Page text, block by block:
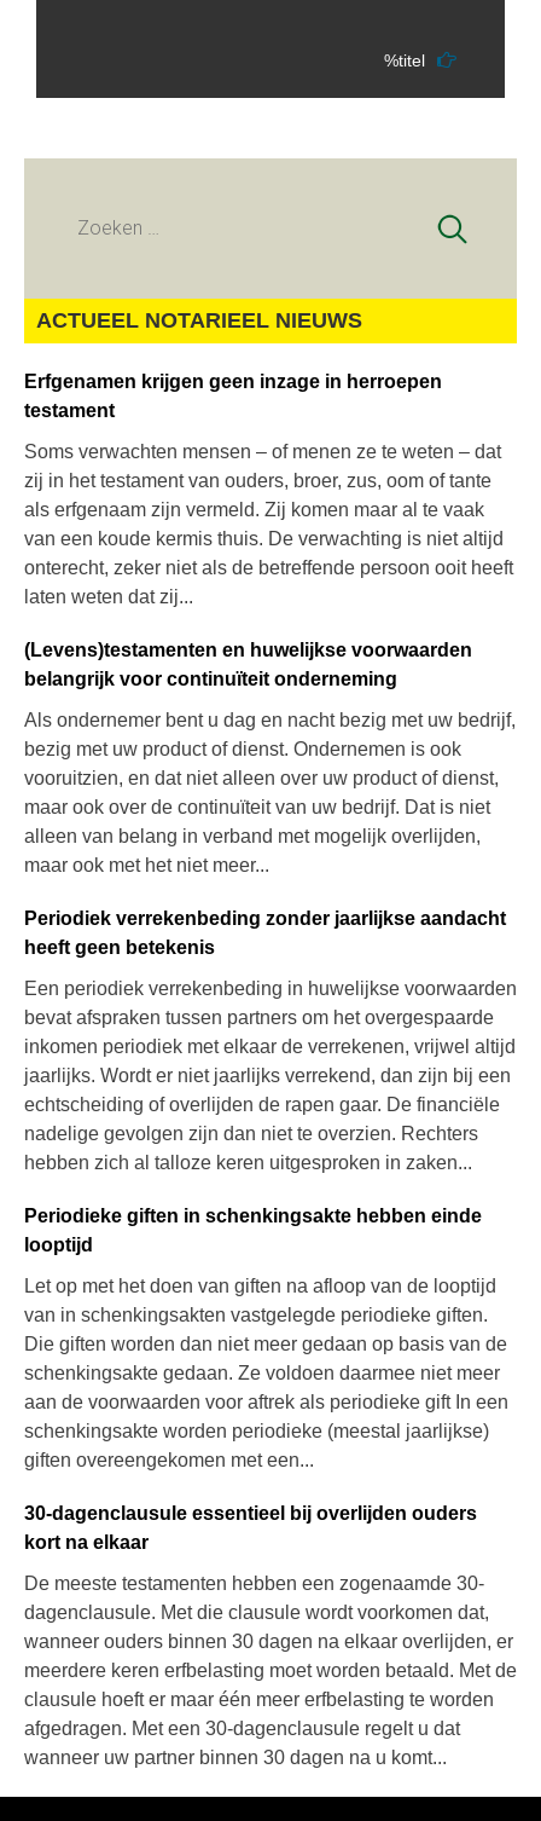
%titel
Zoeken
ACTUEEL NOTARIEEL NIEUWS
Erfgenamen krijgen geen inzage in herroepen
testament
Soms verwachten mensen – of menen ze te weten – dat
zij in het testament van ouders, broer, zus, oom of tante
als erfgenaam zijn vermeld. Zij komen maar al te vaak
van een koude kermis thuis. De verwachting is niet altijd
onterecht, zeker niet als de betreffende persoon ooit heeft
laten weten dat zij...
(Levens)testamenten en huwelijkse voorwaarden
belangrijk voor continuïteit onderneming
Als ondernemer bent u dag en nacht bezig met uw bedrijf,
bezig met uw product of dienst. Ondernemen is ook
vooruitzien, en dat niet alleen over uw product of dienst,
maar ook over de continuïteit van uw bedrijf. Dat is niet
alleen van belang in verband met mogelijk overlijden,
maar ook met het niet meer...
Periodiek verrekenbeding zonder jaarlijkse aandacht
heeft geen betekenis
Een periodiek verrekenbeding in huwelijkse voorwaarden
bevat afspraken tussen partners om het overgespaarde
inkomen periodiek met elkaar de verrekenen, vrijwel altijd
jaarlijks. Wordt er niet jaarlijks verrekend, dan zijn bij een
echtscheiding of overlijden de rapen gaar. De financiële
nadelige gevolgen zijn dan niet te overzien. Rechters
hebben zich al talloze keren uitgesproken in zaken...
Periodieke giften in schenkingsakte hebben einde
looptijd
Let op met het doen van giften na afloop van de looptijd
van in schenkingsakten vastgelegde periodieke giften.
Die giften worden dan niet meer gedaan op basis van de
schenkingsakte gedaan. Ze voldoen daarmee niet meer
aan de voorwaarden voor aftrek als periodieke gift In een
schenkingsakte worden periodieke (meestal jaarlijkse)
giften overeengekomen met een...
30-dagenclausule essentieel bij overlijden ouders
kort na elkaar
De meeste testamenten hebben een zogenaamde 30-
dagenclausule. Met die clausule wordt voorkomen dat,
wanneer ouders binnen 30 dagen na elkaar overlijden, er
meerdere keren erfbelasting moet worden betaald. Met de
clausule hoeft er maar één meer erfbelasting te worden
afgedragen. Met een 30-dagenclausule regelt u dat
wanneer uw partner binnen 30 dagen na u komt...